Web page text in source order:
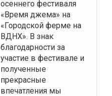
осеннего фестиваля
«Время джема» на
«Городской ферме на
ВДНХ». В знак
благодарности за
участие в фестивале и
полученные
прекрасные
впечатления мы